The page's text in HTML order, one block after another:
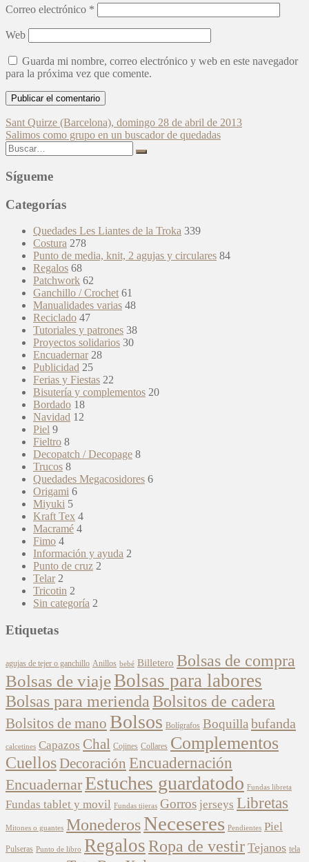
Correo electrónico *
Web
Guarda mi nombre, correo electrónico y web en este navegador
para la próxima vez que comente.
Navegación
de
entradas
Sant Quirze (Barcelona), domingo 28 de abril de 2013
Salimos como grupo en un buscador de quedadas
Buscar:
Sígueme
Categorías
Quedades Les Liantes de la Troka 339
Costura 278
Punto de media, knit, 2 agujas y circulares 84
Regalos 68
Patchwork 62
Ganchillo / Crochet 61
Manualidades varias 48
Reciclado 47
Tutoriales y patrones 38
Proyectos solidarios 30
Encuadernar 28
Publicidad 25
Ferias y Fiestas 22
Bisutería y complementos 20
Bordado 18
Navidad 12
Piel 9
Fieltro 8
Decopatch / Decopage 8
Trucos 8
Quedades Megacosidores 6
Origami 6
Miyuki 5
Kraft Tex 4
Macramé 4
Fimo 4
Información y ayuda 2
Punto de cruz 2
Telar 2
Tricotin 2
Sin categoría 2
Etiquetas
agujas de tejer o ganchillo Anillos bebé Billetero Bolsas de compra
Bolsas de viajeBolsas para labores
Bolsas para merienda Bolsitos de cadera
Bolsitos de mano Bolsos Bolígrafos Boquilla bufanda
calcetines Capazos Chal Cojines Collares Complementos
CuellosDecoración Encuadernación
Encuadernar Estuches guardatodo Fundas libreta
Fundas tablet y movil Fundas tijeras Gorros jerseys Libretas
Mitones o guantes MonederosNeceseres Pendientes Piel
Pulseras Punto de libro RegalosRopa de vestir Tejanos tela